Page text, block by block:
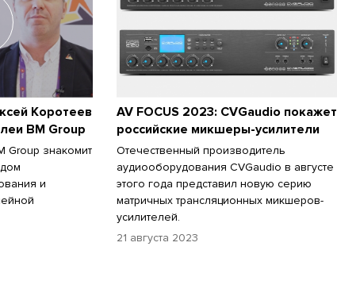
Коротеев
BM Group
Group знакомит
и
AV FOCUS 2023: CVGaudio покажет
российские микшеры-усилители
Отечественный производитель
аудиооборудования CVGaudio в августе
этого года представил новую серию
матричных трансляционных микшеров-
усилителей.
21 августа 2023